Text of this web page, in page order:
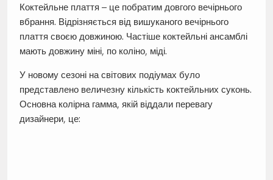
Коктейльне плаття – це побратим довгого вечірнього
вбрання. Відрізняється від вишуканого вечірнього
плаття своєю довжиною. Частіше коктейльні ансамблі
мають довжину міні, по коліно, міді.
У новому сезоні на світових подіумах було
представлено величезну кількість коктейльних суконь.
Основна колірна гамма, якій віддали перевагу
дизайнери, це: